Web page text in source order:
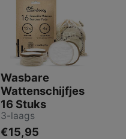
Wasbare
Wattenschijfjes
16 Stuks
3-laags
€15,95